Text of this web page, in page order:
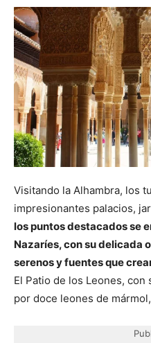
Visitando la Alhambra, los
impresionantes palacios,
los puntos destacados se
Nazaríes, con su delicada
serenos y fuentes que
El Patio de los Leones,
por doce leones de